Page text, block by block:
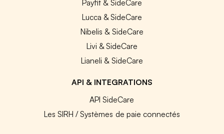
Payfit & SideCare
Lucca & SideCare
Nibelis & SideCare
Livi & SideCare
Lianeli & SideCare
API & INTEGRATIONS
API SideCare
Les SIRH / Systèmes de paie connectés